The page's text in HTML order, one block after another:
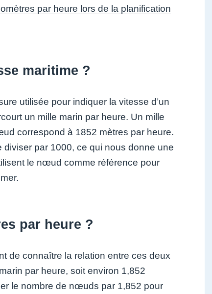
par heure lors de la planification
maritime ?
utilisée pour indiquer la vitesse d’un
un mille marin par heure. Un mille
correspond à 1852 mètres par heure.
par 1000, ce qui nous donne une
le nœud comme référence pour
par heure ?
de connaître la relation entre ces deux
par heure, soit environ 1,852
le nombre de nœuds par 1,852 pour